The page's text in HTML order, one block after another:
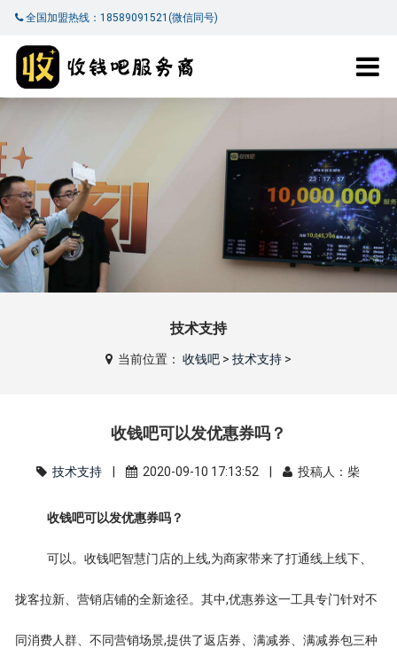
全国加盟热线：18589091521(微信同号)
技术支持
当前位置： 收钱吧> 技术支持>
收钱吧可以发优惠券吗？
技术支持 | 2020-09-10 17:13:52 | 投稿人：柴
收钱吧可以发优惠券吗？
可以。收钱吧智慧门店的上线,为商家带来了打通线上线下、
拢客拉新、营销店铺的全新途径。其中,优惠券这一工具专门针对不
同消费人群、不同营销场景,提供了返店券、满减券、满减券包三种